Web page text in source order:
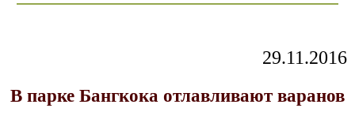
29.11.2016
В парке Бангкока отлавливают варанов